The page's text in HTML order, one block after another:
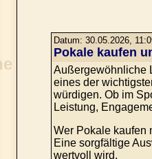
Datum: 30.05.2026,
Pokale kaufen
Außergewöhnliche
eines der
würdigen. Ob im
Leistung,
Wer Pokale kaufen
Eine sorgfältige
wertvoll wird.